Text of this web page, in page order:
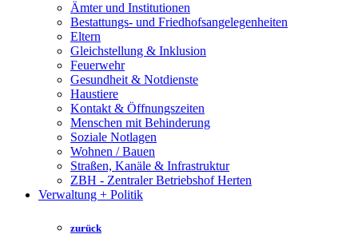
Ämter und Institutionen
Bestattungs- und Friedhofsangelegenheiten
Eltern
Gleichstellung & Inklusion
Feuerwehr
Gesundheit & Notdienste
Haustiere
Kontakt & Öffnungszeiten
Menschen mit Behinderung
Soziale Notlagen
Wohnen / Bauen
Straßen, Kanäle & Infrastruktur
ZBH - Zentraler Betriebshof Herten
Verwaltung + Politik
zurück